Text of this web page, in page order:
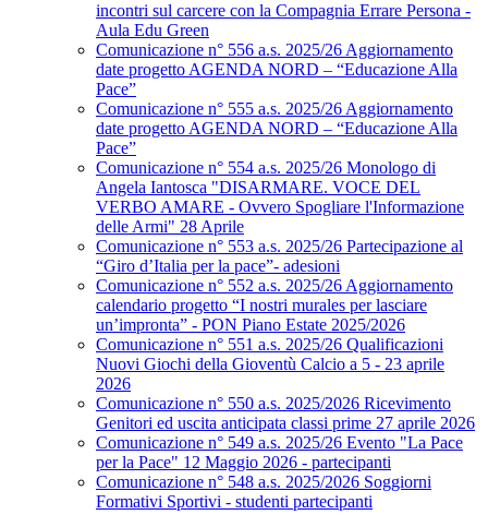
incontri sul carcere con la Compagnia Errare Persona -
Aula Edu Green
Comunicazione n° 556 a.s. 2025/26 Aggiornamento
date progetto AGENDA NORD – “Educazione Alla
Pace”
Comunicazione n° 555 a.s. 2025/26 Aggiornamento
date progetto AGENDA NORD – “Educazione Alla
Pace”
Comunicazione n° 554 a.s. 2025/26 Monologo di
Angela Iantosca "DISARMARE. VOCE DEL
VERBO AMARE - Ovvero Spogliare l'Informazione
delle Armi" 28 Aprile
Comunicazione n° 553 a.s. 2025/26 Partecipazione al
“Giro d’Italia per la pace”- adesioni
Comunicazione n° 552 a.s. 2025/26 Aggiornamento
calendario progetto “I nostri murales per lasciare
un’impronta” - PON Piano Estate 2025/2026
Comunicazione n° 551 a.s. 2025/26 Qualificazioni
Nuovi Giochi della Gioventù Calcio a 5 - 23 aprile
2026
Comunicazione n° 550 a.s. 2025/2026 Ricevimento
Genitori ed uscita anticipata classi prime 27 aprile 2026
Comunicazione n° 549 a.s. 2025/26 Evento "La Pace
per la Pace" 12 Maggio 2026 - partecipanti
Comunicazione n° 548 a.s. 2025/2026 Soggiorni
Formativi Sportivi - studenti partecipanti